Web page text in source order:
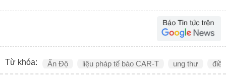
Từ khóa: Ấn Độ liệu pháp tế bào CAR-T ung thư